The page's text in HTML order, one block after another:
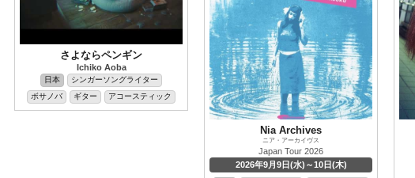
さよならペンギン
Ichiko Aoba
日本
シンガーソングライター
ボサノバ
ギター アコースティック
Nia Archives
ニア・アーカイヴス
Japan Tour 2026
2026年9月9日(水)～10日(木)